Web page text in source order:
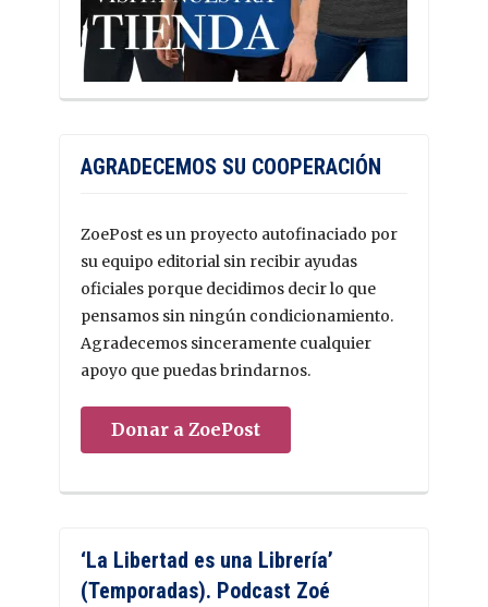
AGRADECEMOS SU COOPERACIÓN
ZoePost es un proyecto autofinaciado por
su equipo editorial sin recibir ayudas
oficiales porque decidimos decir lo que
pensamos sin ningún condicionamiento.
Agradecemos sinceramente cualquier
apoyo que puedas brindarnos.
Donar a ZoePost
‘La Libertad es una Librería’
(Temporadas). Podcast Zoé